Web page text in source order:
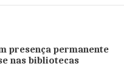
presença permanente
nas bibliotecas